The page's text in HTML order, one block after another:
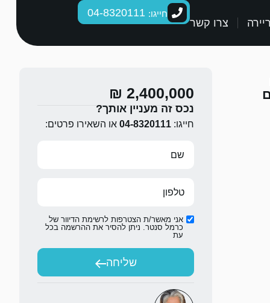
צרו קשר
חייגו:
2,400,000 ₪
נכס זה מעניין אותך?
חייגו: 04-8320111 או השאירו פרטים:
אני מאשר/ת הצטרפות לרשימת הדיוור של
כרמל סנטר. ניתן להסיר את ההרשמה בכל
עת
שליחה